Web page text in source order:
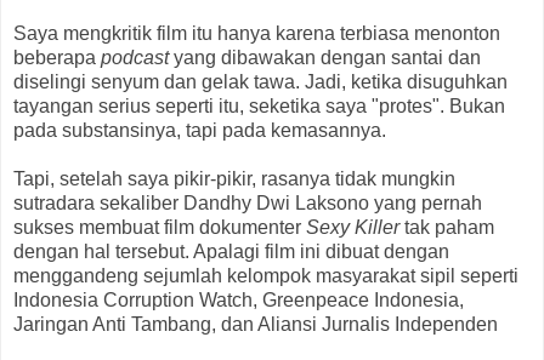
Saya mengkritik film itu hanya karena terbiasa menonton
beberapa podcastyang dibawakan dengan santai dan
diselingi senyum dan gelak tawa. Jadi, ketika disuguhkan
tayangan serius seperti itu, seketika saya "protes". Bukan
pada substansinya, tapi pada kemasannya.
Tapi, setelah saya pikir-pikir, rasanya tidak mungkin
sutradara sekaliber Dandhy Dwi Laksono yang pernah
sukses membuat film dokumenter Sexy Killertak paham
dengan hal tersebut. Apalagi film ini dibuat dengan
menggandeng sejumlah kelompok masyarakat sipil seperti
Indonesia Corruption Watch, Greenpeace Indonesia,
Jaringan Anti Tambang, dan Aliansi Jurnalis Independen